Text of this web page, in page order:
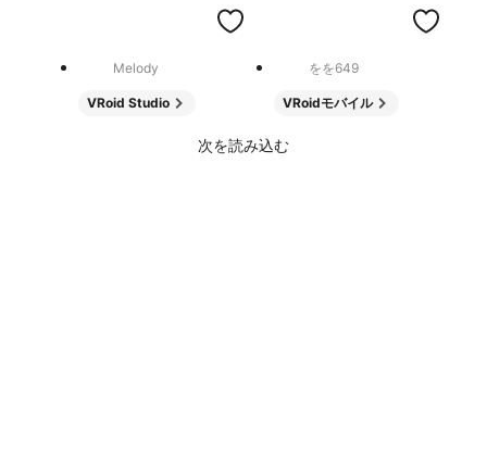
Melody
VRoid Studio
をを649
VRoidモバイル
次を読み込む